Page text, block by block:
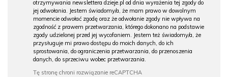
otrzymywania newslettera dzieje.pl od dnia wyrażenia tej zgody do
jej odwołania. Jestem świadomy/a, że mam prawo w dowolnym
momencie odwołać zgodę oraz że odwołanie zgody nie wpływa na
zgodność z prawem przetwarzania, którego dokonano na podstawie
zgody udzielonej przed jej wycofaniem. Jestem też świadomy/a, że
przysługuje mi prawo dostępu do moich danych, do ich
sprostowania, do ograniczenia przetwarzania, do przenoszenia
danych, do sprzeciwu wobec przetwarzania.